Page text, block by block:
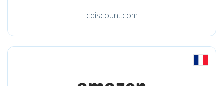
cdiscount.com